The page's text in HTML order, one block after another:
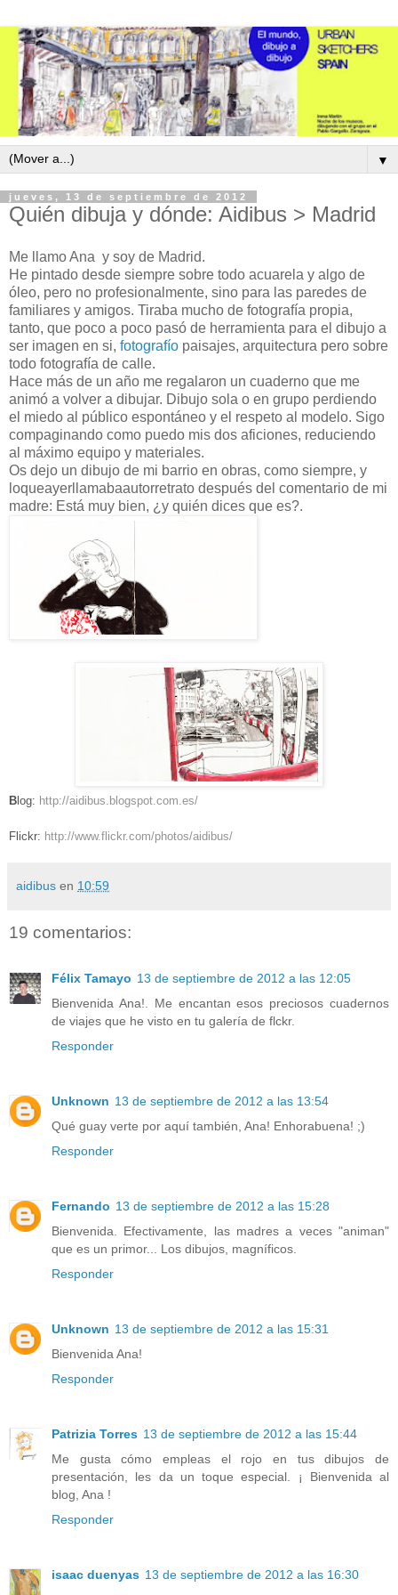
▼
jueves, 13 de septiembre de 2012
Quién dibuja y dónde: Aidibus > Madrid
Me llamo Ana y soy de Madrid.
He pintado desde siempre sobre todo acuarela y algo de
óleo, pero no profesionalmente, sino para las paredes de
familiares y amigos. Tiraba mucho de fotografía propia,
tanto, que poco a poco pasó de herramienta para el dibujo a
ser imagen en si, fotografío paisajes, arquitectura pero sobre
todo fotografía de calle.
Hace más de un año me regalaron un cuaderno que me
animó a volver a dibujar. Dibujo sola o en grupo perdiendo
el miedo al público espontáneo y el respeto al modelo. Sigo
compaginando como puedo mis dos aficiones, reduciendo
al máximo equipo y materiales.
Os dejo un dibujo de mi barrio en obras, como siempre, y
loqueayerllamabaautorretrato después del comentario de mi
madre: Está muy bien, ¿y quién dices que es?.
B log: http://aidibus.blogspot.com.es/
Flickr: http://www.flickr.com/photos/aidibus/
aidibus en 10:59
19 comentarios:
Félix Tamayo 13 de septiembre de 2012 a las 12:05
Bienvenida Ana!. Me encantan esos preciosos cuadernos
de viajes que he visto en tu galería de flckr.
Responder
Unknown 13 de septiembre de 2012 a las 13:54
Qué guay verte por aquí también, Ana! Enhorabuena! ;)
Responder
Fernando 13 de septiembre de 2012 a las 15:28
Bienvenida. Efectivamente, las madres a veces "animan"
que es un primor... Los dibujos, magníficos.
Responder
Unknown 13 de septiembre de 2012 a las 15:31
Bienvenida Ana!
Responder
Patrizia Torres 13 de septiembre de 2012 a las 15:44
Me gusta cómo empleas el rojo en tus dibujos de
presentación, les da un toque especial. ¡ Bienvenida al
blog, Ana !
Responder
isaac duenyas 13 de septiembre de 2012 a las 16:30